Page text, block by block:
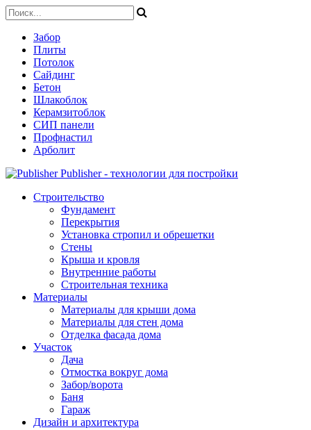
Забор
Плиты
Потолок
Сайдинг
Бетон
Шлакоблок
Керамзитоблок
СИП панели
Профнастил
Арболит
Publisher - технологии для постройки
Строительство
Фундамент
Перекрытия
Установка стропил и обрешетки
Стены
Крыша и кровля
Внутренние работы
Строительная техника
Материалы
Материалы для крыши дома
Материалы для стен дома
Отделка фасада дома
Участок
Дача
Отмостка вокруг дома
Забор/ворота
Баня
Гараж
Дизайн и архитектура